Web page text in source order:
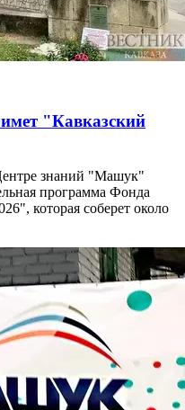
"Кавказский
знаний "Машук"
программа Фонда
которая соберет около